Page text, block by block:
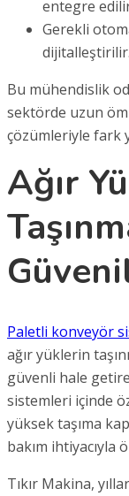
entegre
Gerekli
dijitalleştirilir.
Bu mühendislik
sektörde uzun
çözümleriyle fark
Ağır
Paletli konveyör
ağır yüklerin
güvenli hale
sistemleri içinde
yüksek taşıma
bakım ihtiyacıyla
Tıkır Makina,